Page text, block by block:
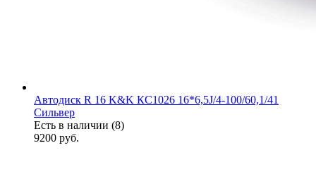
Автодиск R 16 K&K КС1026 16*6,5J/4-100/60,1/41
Сильвер
Есть в наличии (8)
9200 руб.